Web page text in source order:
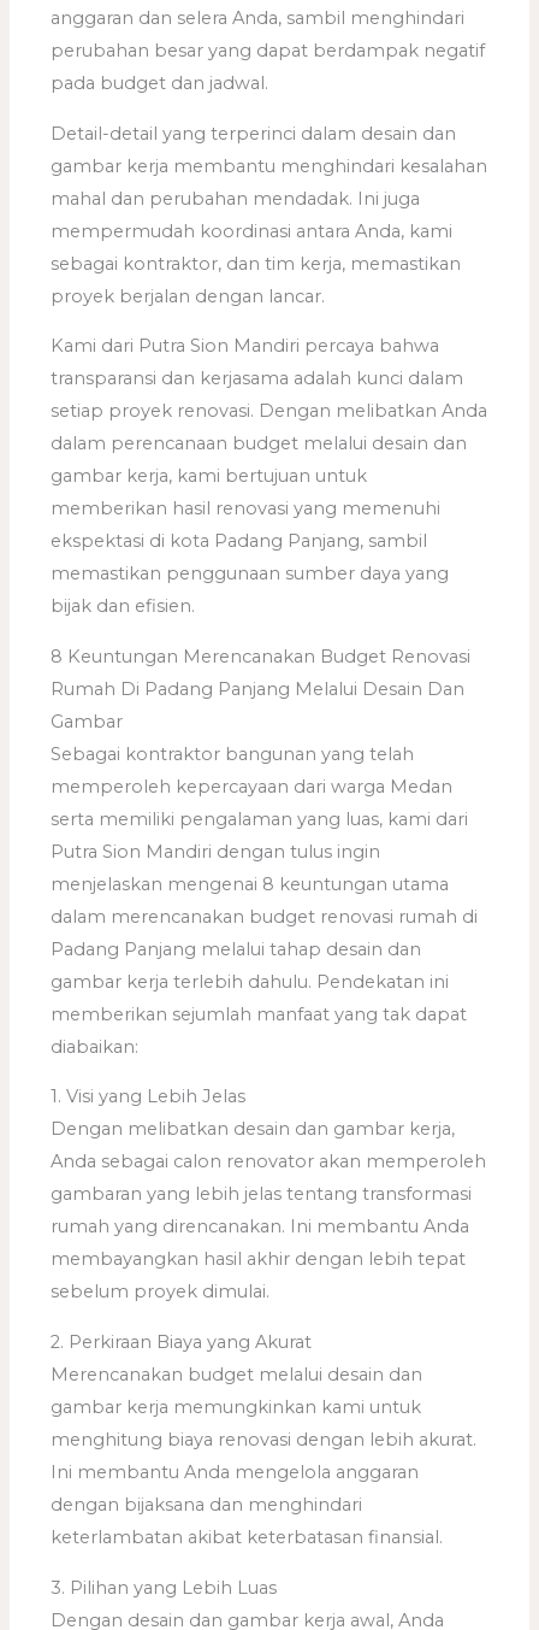
anggaran dan selera Anda, sambil menghindari
perubahan besar yang dapat berdampak negatif
pada budget dan jadwal.
Detail-detail yang terperinci dalam desain dan
gambar kerja membantu menghindari kesalahan
mahal dan perubahan mendadak. Ini juga
mempermudah koordinasi antara Anda, kami
sebagai kontraktor, dan tim kerja, memastikan
proyek berjalan dengan lancar.
Kami dari Putra Sion Mandiri percaya bahwa
transparansi dan kerjasama adalah kunci dalam
setiap proyek renovasi. Dengan melibatkan Anda
dalam perencanaan budget melalui desain dan
gambar kerja, kami bertujuan untuk
memberikan hasil renovasi yang memenuhi
ekspektasi di kota Padang Panjang, sambil
memastikan penggunaan sumber daya yang
bijak dan efisien.
8 Keuntungan Merencanakan Budget Renovasi
Rumah Di Padang Panjang Melalui Desain Dan
Gambar
Sebagai kontraktor bangunan yang telah
memperoleh kepercayaan dari warga Medan
serta memiliki pengalaman yang luas, kami dari
Putra Sion Mandiri dengan tulus ingin
menjelaskan mengenai 8 keuntungan utama
dalam merencanakan budget renovasi rumah di
Padang Panjang melalui tahap desain dan
gambar kerja terlebih dahulu. Pendekatan ini
memberikan sejumlah manfaat yang tak dapat
diabaikan:
1. Visi yang Lebih Jelas
Dengan melibatkan desain dan gambar kerja,
Anda sebagai calon renovator akan memperoleh
gambaran yang lebih jelas tentang transformasi
rumah yang direncanakan. Ini membantu Anda
membayangkan hasil akhir dengan lebih tepat
sebelum proyek dimulai.
2. Perkiraan Biaya yang Akurat
Merencanakan budget melalui desain dan
gambar kerja memungkinkan kami untuk
menghitung biaya renovasi dengan lebih akurat.
Ini membantu Anda mengelola anggaran
dengan bijaksana dan menghindari
keterlambatan akibat keterbatasan finansial.
3. Pilihan yang Lebih Luas
Dengan desain dan gambar kerja awal, Anda